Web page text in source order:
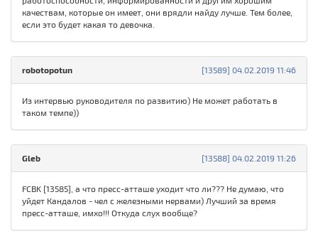
качествам, которые он имеет, они врядли найду лучше. Тем более,
если это будет какая то девочка.
[13589] 04.02.2019 11:46
robotopotun
Из интервью руководителя по развитию) Не может работать в
таком темпе))
[13588] 04.02.2019 11:26
Gleb
FСBK [13585], а что пресс-атташе уходит что ли??? Не думаю, что
уйдет Кандалов - чел с железными нервами) Лучший за время
пресс-атташе, имхо!!! Откуда слух вообще?